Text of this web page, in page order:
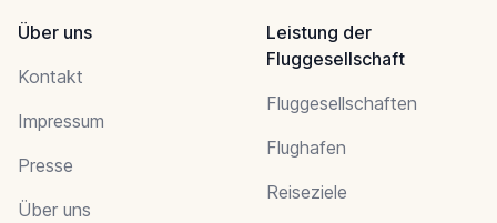
Über uns
Kontakt
Impressum
Presse
Über uns
Leistung der
Fluggesellschaft
Fluggesellschaften
Flughafen
Reiseziele